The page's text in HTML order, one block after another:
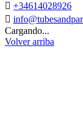
 +34614028926

Cargando...
Volver arriba